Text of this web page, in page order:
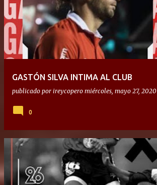
GASTÓN SILVA INTIMA AL CLUB
publicado por ireycopero miércoles, mayo 27, 2020
0